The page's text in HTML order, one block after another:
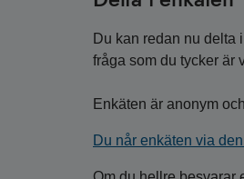
Du kan redan nu delta
fråga som du tycker är
Enkäten är anonym
Du når enkäten via